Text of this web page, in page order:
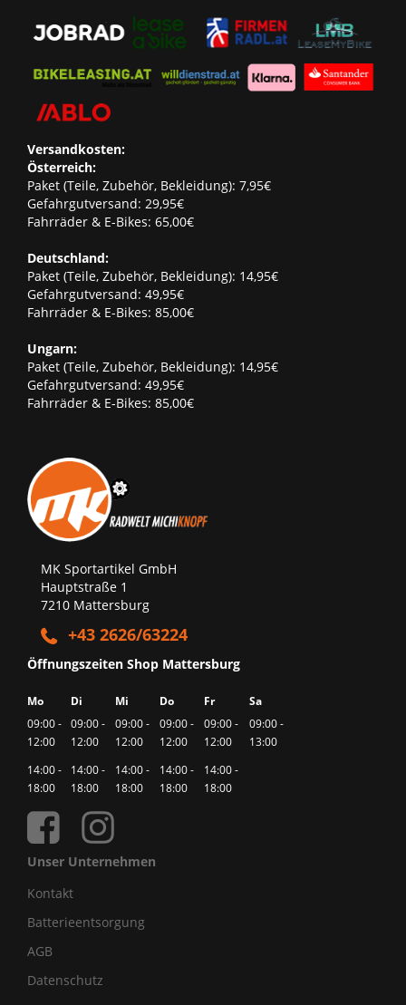
Versandkosten:
Österreich:
Paket (Teile, Zubehör, Bekleidung): 7,95€
Gefahrgutversand: 29,95€
Fahrräder & E-Bikes: 65,00€
Deutschland:
Paket (Teile, Zubehör, Bekleidung): 14,95€
Gefahrgutversand: 49,95€
Fahrräder & E-Bikes: 85,00€
Ungarn:
Paket (Teile, Zubehör, Bekleidung): 14,95€
Gefahrgutversand: 49,95€
Fahrräder & E-Bikes: 85,00€
MK Sportartikel GmbH
Hauptstraße 1
7210 Mattersburg
+43 2626/63224
Öffnungszeiten Shop Mattersburg
Mo Di Mi Do Fr
Sa
09:00 -
12:00
09:00 -
12:00
09:00 -
12:00
09:00 -
12:00
09:00 -
12:00
09:00 -
13:00
14:00 -
18:00
14:00 -
18:00
14:00 -
18:00
14:00 -
18:00
14:00 -
18:00
Unser Unternehmen
Kontakt
Batterieentsorgung
AGB
Datenschutz